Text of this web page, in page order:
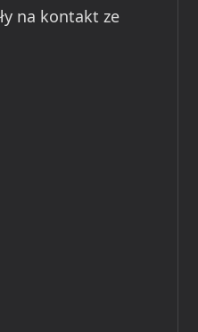
na kontakt ze